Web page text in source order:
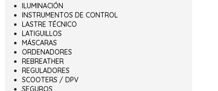
ILUMINACIÓN
INSTRUMENTOS DE CONTROL
LASTRE TÉCNICO
LATIGUILLOS
MÁSCARAS
ORDENADORES
REBREATHER
REGULADORES
SCOOTERS / DPV